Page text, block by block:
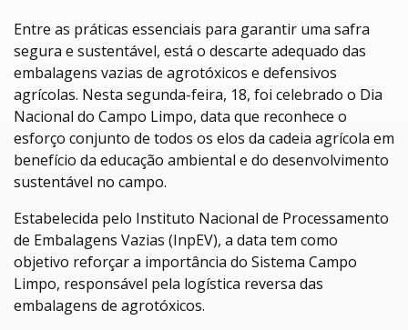
Entre as práticas essenciais para garantir uma safra
segura e sustentável, está o descarte adequado das
embalagens vazias de agrotóxicos e defensivos
agrícolas. Nesta segunda-feira, 18, foi celebrado o Dia
Nacional do Campo Limpo, data que reconhece o
esforço conjunto de todos os elos da cadeia agrícola em
benefício da educação ambiental e do desenvolvimento
sustentável no campo.
Estabelecida pelo Instituto Nacional de Processamento
de Embalagens Vazias (InpEV), a data tem como
objetivo reforçar a importância do Sistema Campo
Limpo, responsável pela logística reversa das
embalagens de agrotóxicos.